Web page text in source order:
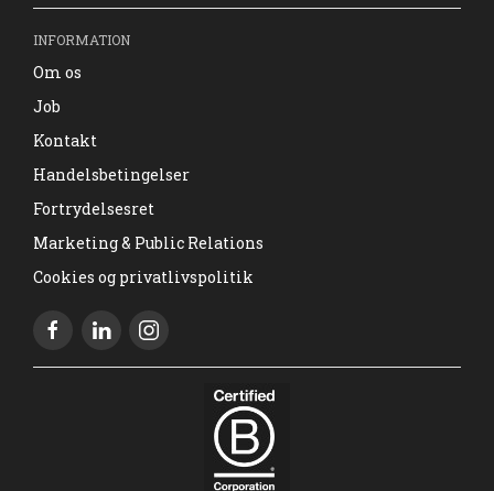
INFORMATION
Om os
Job
Kontakt
Handelsbetingelser
Fortrydelsesret
Marketing & Public Relations
Cookies og privatlivspolitik